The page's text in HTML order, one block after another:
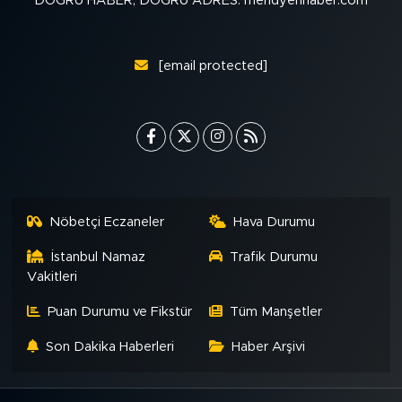
[email protected]
Nöbetçi Eczaneler Hava Durumu
İstanbul Namaz
Vakitleri
Trafik Durumu
Puan Durumu ve Fikstür Tüm Manşetler
Son Dakika Haberleri Haber Arşivi
MEDYA KÖŞESİ
ALINTI YAZARLAR